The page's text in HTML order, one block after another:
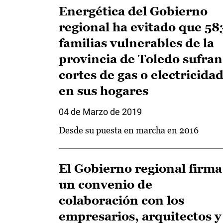
Energética del Gobierno
regional ha evitado que
familias vulnerables de la
provincia de Toledo sufran
cortes de gas o electricidad
en sus hogares
04 de Marzo de 2019
Desde su puesta en marcha en 2016
El Gobierno regional firma
un convenio de
colaboración con los
empresarios, arquitectos y